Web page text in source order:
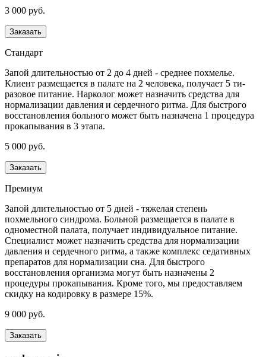
3 000 руб.
Заказать
Стандарт
Запой длительностью от 2 до 4 дней - среднее похмелье.
Клиент размещается в палате на 2 человека, получает 5 ти-
разовое питание. Нарколог может назначить средства для
нормализации давления и сердечного ритма. Для быстрого
восстановления больного может быть назначена 1 процедура
прокапывания в 3 этапа.
5 000 руб.
Заказать
Премиум
Запой длительностью от 5 дней - тяжелая степень
похмельного синдрома. Больной размещается в палате в
одноместной палата, получает индивидуальное питание.
Специалист может назначить средства для нормализации
давления и сердечного ритма, а также комплекс седативных
препаратов для нормализации сна. Для быстрого
восстановления организма могут быть назначены 2
процедуры прокапывания. Кроме того, мы предоставляем
скидку на кодировку в размере 15%.
9 000 руб.
Заказать